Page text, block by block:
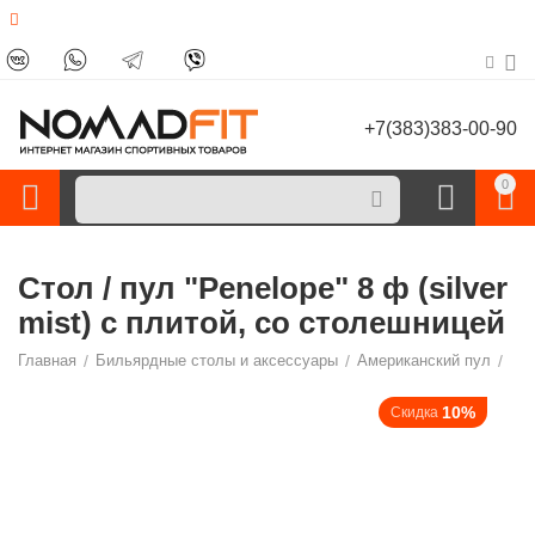
+7(383)383-00-90
0
Стол / пул "Penelope" 8 ф (silver
mist) с плитой, со столешницей
Главная / Бильярдные столы и аксессуары / Американский пул /
Скидка 10%